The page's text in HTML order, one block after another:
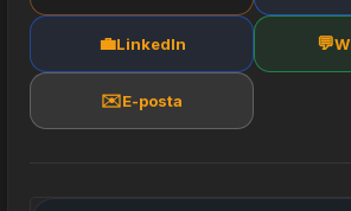
💼LinkedIn 💬
✉️E-posta